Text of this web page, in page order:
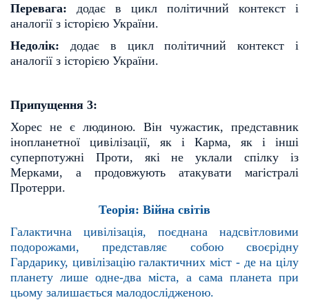
Перевага: додає в цикл політичний контекст і
аналогії з історією України.
Недолік: додає в цикл політичний контекст і
аналогії з історією України.
Припущення 3:
Хорес не є людиною. Він чужастик, представник
інопланетної цивілізації, як і Карма, як і інші
суперпотужні Проти, які не уклали спілку із
Мерками, а продовжують атакувати магістралі
Протерри.
Теорія: Війна світів
Галактична цивілізація, поєднана надсвітловими
подорожами, представляє собою своєрідну
Гардарику, цивілізацію галактичних міст - де на цілу
планету лише одне-два міста, а сама планета при
цьому залишається малодослідженою.